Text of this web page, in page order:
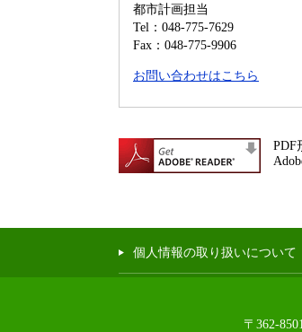
都市計画担当
Tel：048-775-7629
Fax：048-775-9906
お問い合わせはこちら
PDF
個人情報の取り扱いについて
〒362-